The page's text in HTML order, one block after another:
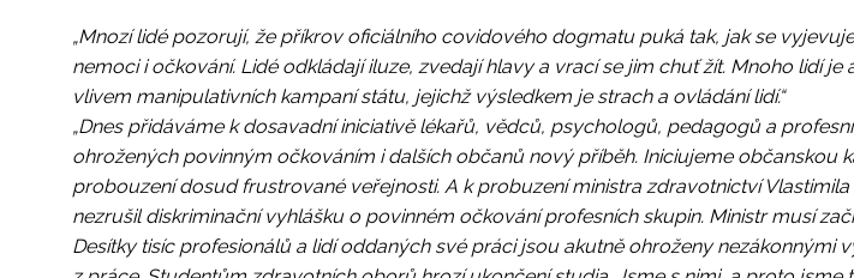
„Mnozí lidé pozorují, že příkrov oficiálního covidového dogmatu puká tak, jak se
nemoci i očkování. Lidé odkládají iluze, zvedají hlavy a vrací se jim chuť žít. Mnoho lidí je
vlivem manipulativních kampaní státu, jejichž výsledkem je strach a ovládání lidí.“
„Dnes přidáváme k dosavadní iniciativě lékařů, vědců, psychologů, pedagogů a
ohrožených povinným očkováním i dalších občanů nový příběh. Iniciujeme občanskou
probouzení dosud frustrované veřejnosti. A k probuzení ministra zdravotnictví Vlastimila
nezrušil diskriminační vyhlášku o povinném očkování profesních skupin. Ministr musí
Desítky tisíc profesionálů a lidí oddaných své práci jsou akutně ohroženy nezákonnými